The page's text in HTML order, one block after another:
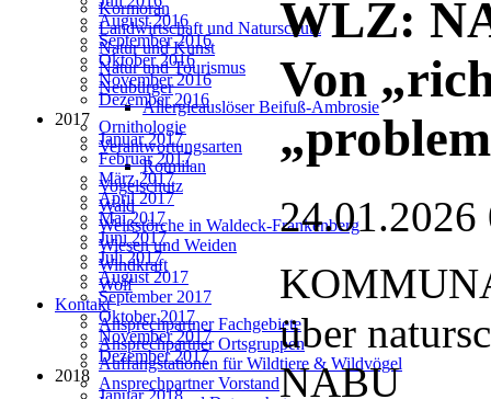
Kormoran
Landwirtschaft und Naturschutz
Natur und Kunst
Natur und Tourismus
Neubürger
Allergieauslöser Beifuß-Ambrosie
Ornithologie
Verantwortungsarten
Rotmilan
Vogelschutz
Wald
Weißstörche in Waldeck-Frankenberg
Wiesen und Weiden
Windkraft
Wolf
Kontakt
Ansprechpartner Fachgebiete
Ansprechpartner Ortsgruppen
Auffangstationen für Wildtiere & Wildvögel
Ansprechpartner Vorstand
August 2016
September 2016
Oktober 2016
November 2016
Dezember 2016
2017
Januar 2017
Februar 2017
März 2017
April 2017
Mai 2017
Juni 2017
Juli 2017
August 2017
September 2017
Oktober 2017
November 2017
Dezember 2017
2018
Januar 2018
WLZ:
Von
24.01.2026
über
NABU